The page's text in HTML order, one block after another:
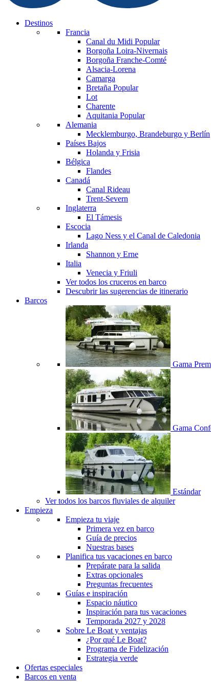
Destinos
Francia
Canal du Midi Popular
Borgoña Loira-Nivernais
Borgoña Franche-Comté
Alsacia-Lorena
Camarga
Bretaña Popular
Lot
Charente
Aquitania Popular
Alemania
Mecklemburgo, Brandeburgo y Berlín
Países Bajos
Holanda y Frisia
Bélgica
Flandes
Canadá
Canal Rideau
Trent-Severn
Inglaterra
El Támesis
Escocia
Lago Ness y el Canal de Caledonia
Irlanda
Shannon y Erne
Italia
Venecia y Friuli
Ver todos los cruceros en barco
Descubrir las sugerencias de itinerario
Barcos
Gama
Gama
Estándar
Ver todos los barcos fluviales de alquiler
Empieza
Empieza tu viaje
Primera vez en barco
Guía de precios
Nuestras bases
Planifica tus vacaciones en barco
Prepárate para la salida
Extras opcionales
Preguntas frecuentes
Guías e inspiración
Espacio náutico
Inspiración para tus vacaciones
Temporada 2027 y 2028
Sobre Le Boat y ventajas
¿Por qué Le Boat?
Programa de Fidelización
Estrategia verde
Ofertas especiales
Barcos en venta